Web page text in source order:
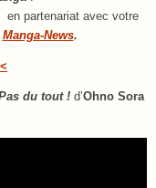
en partenariat avec votre
Manga-News.
du tout !d’Ohno Sora